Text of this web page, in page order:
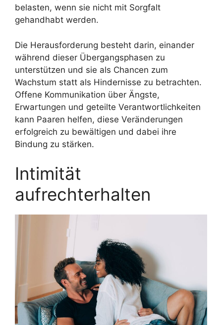
belasten, wenn sie nicht mit Sorgfalt
gehandhabt werden.
Die Herausforderung besteht darin, einander
während dieser Übergangsphasen zu
unterstützen und sie als Chancen zum
Wachstum statt als Hindernisse zu betrachten.
Offene Kommunikation über Ängste,
Erwartungen und geteilte Verantwortlichkeiten
kann Paaren helfen, diese Veränderungen
erfolgreich zu bewältigen und dabei ihre
Bindung zu stärken.
Intimität
aufrechterhalten